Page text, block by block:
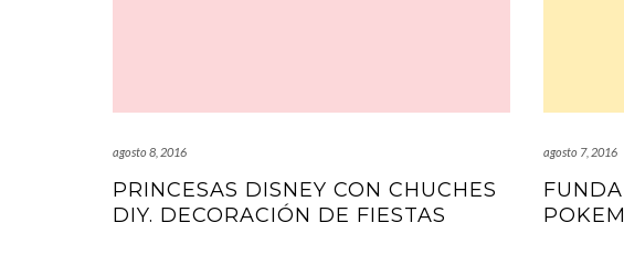
agosto 8, 2016
PRINCESAS DISNEY CON CHUCHES
DIY. DECORACIÓN DE FIESTAS
agosto 7, 2016